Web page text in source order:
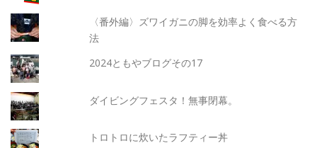
〈番外編〉ズワイガニの脚を効率よく食べる方
法
2024ともやブログその17
ダイビングフェスタ！無事閉幕。
トロトロに炊いたラフティー丼